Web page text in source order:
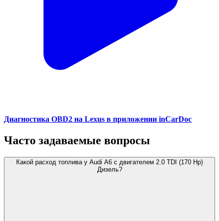
Диагностика OBD2 на Lexus в приложении inCarDoc
Часто задаваемые вопросы
Какой расход топлива у Audi A6 с двигателем 2.0 TDI (170 Hp)
Дизель?